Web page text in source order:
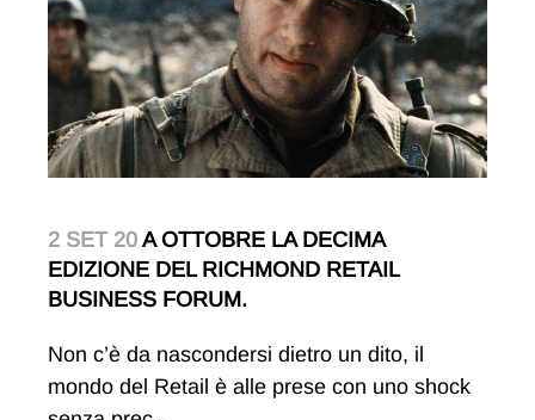
2 SET 20 A OTTOBRE LA DECIMA
EDIZIONE DEL RICHMOND RETAIL
BUSINESS FORUM.
Non c’è da nascondersi dietro un dito, il
mondo del Retail è alle prese con uno shock